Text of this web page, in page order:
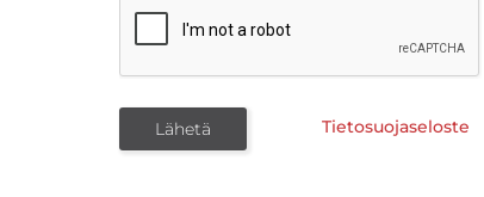
Tietosuojaseloste